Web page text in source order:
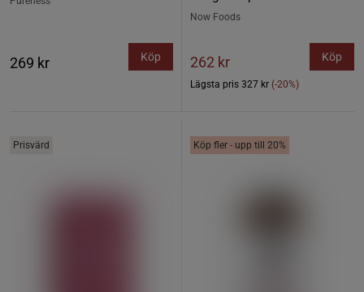
269 kr Köp
Now Foods
262 kr
Lägsta pris 327 kr (-20%)
Köp
Prisvärd Köp fler - upp till 20%